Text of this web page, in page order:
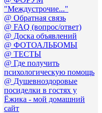
"Междустрочие..."
@ Обратная связь
@ FAQ (вопрос/ответ)
@ Доска объявлений
@ ФОТОАЛЬБОМЫ
@ ТЕСТЫ
@ Где получить
психологическую помощь
@ Душевноздоровые
посиделки в гостях у
Ёжика - мой домашний
сайт